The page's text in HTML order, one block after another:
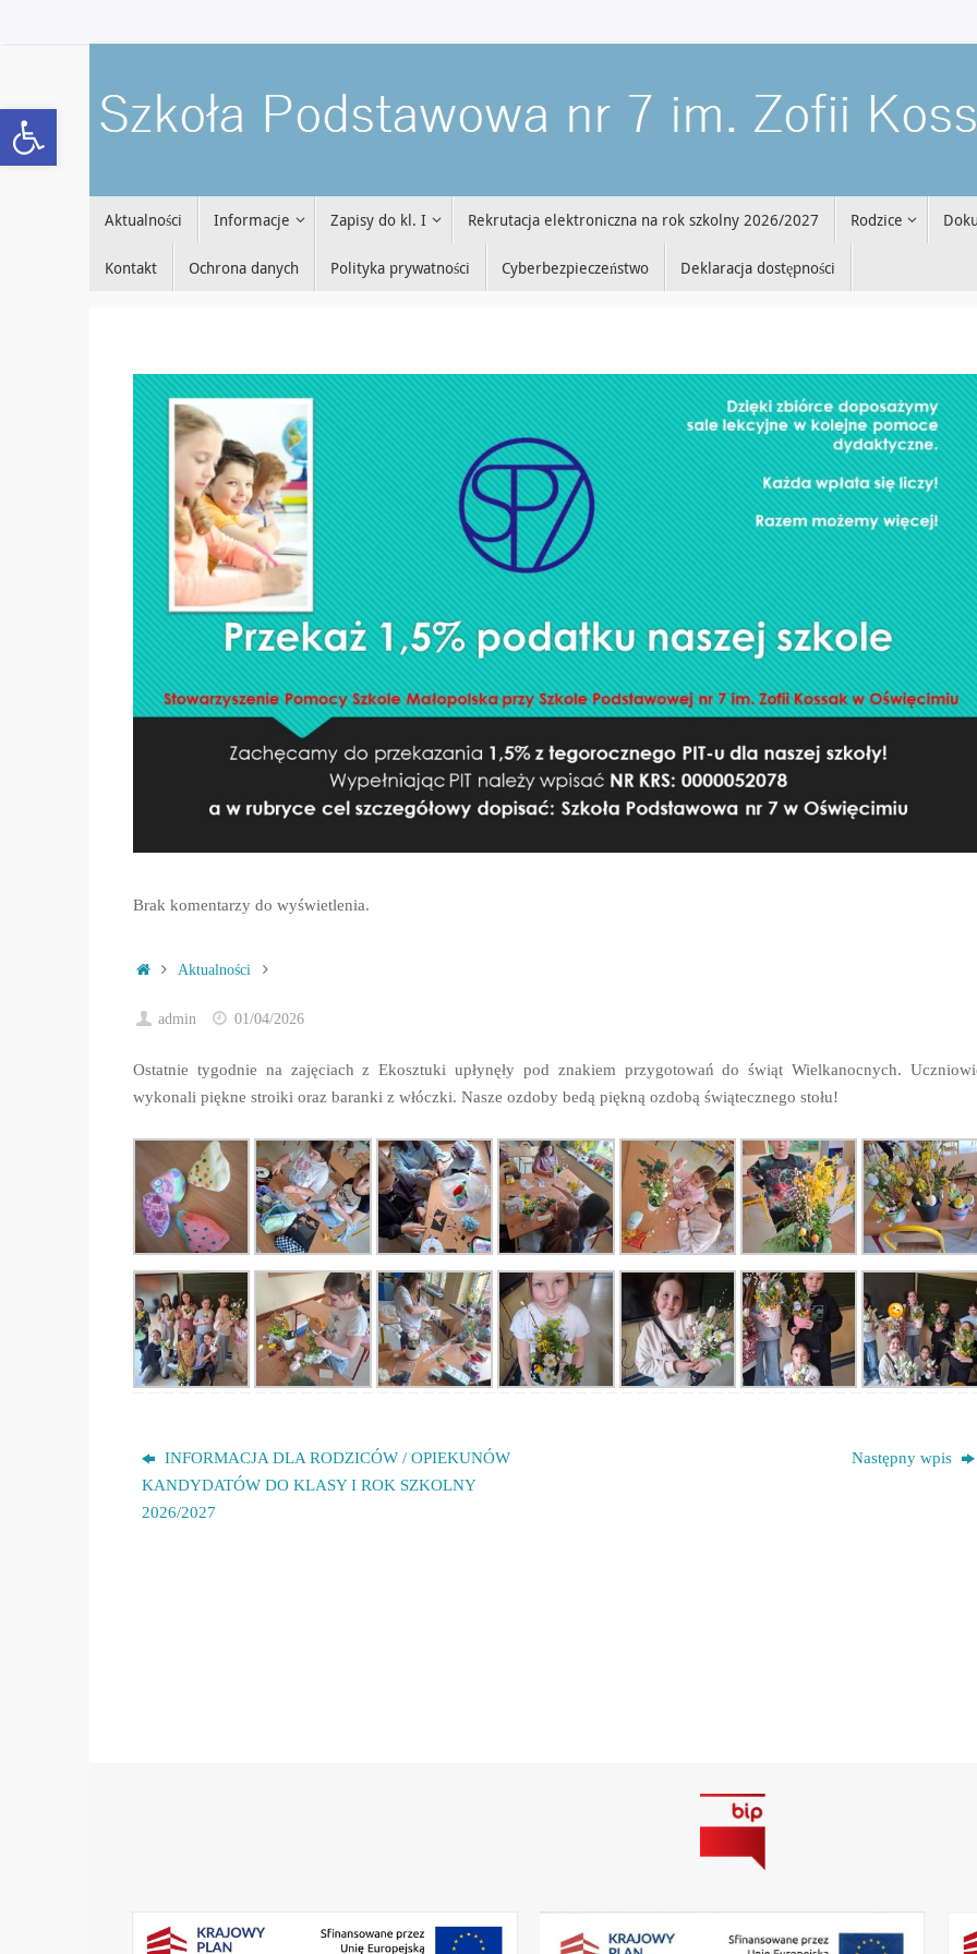
Open toolbar
Aktualności Informacje Zapisy do kl. I Rekrutacja elektroniczna na rok szkolny 2026/2027 Rodzice
Kontakt Ochrona danych Polityka prywatności Cyberbezpieczeństwo Deklaracja dostępności
Brak komentarzy do wyświetlenia.
StronaAktualności
admin 01/04/2026
Ostatnie tygodnie na zajęciach z Ekosztuki upłynęły pod znakiem przygotowań do świąt Wielkanocnych.
wykonali piękne stroiki oraz baranki z włóczki. Nasze ozdoby bedą piękną ozdobą świątecznego stołu!
INFORMACJA DLA RODZICÓW / OPIEKUNÓW
KANDYDATÓW DO KLASY I ROK SZKOLNY
2026/2027
Następny wpis